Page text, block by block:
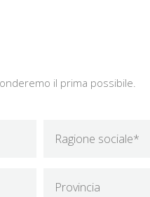
il prima possibile.